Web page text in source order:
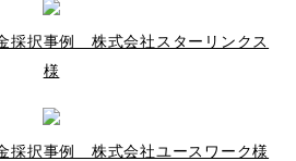
採択事例 株式会社スターリンクス
様
採択事例 株式会社ユースワーク様